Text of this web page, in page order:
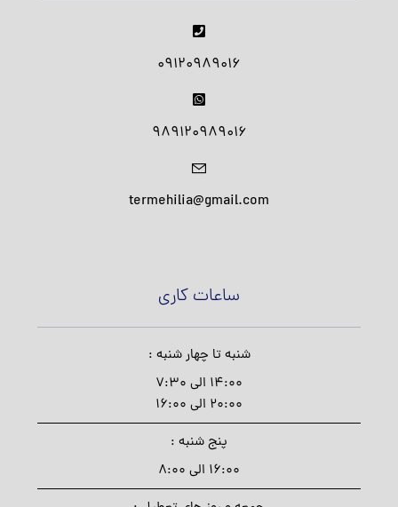
09120989016
989120989016
termehilia@gmail.com
ساعات کاری
شنبه تا چهار شنبه :
14:00 الی 7:30
20:00 الی 16:00
پنج شنبه :
16:00 الی 8:00